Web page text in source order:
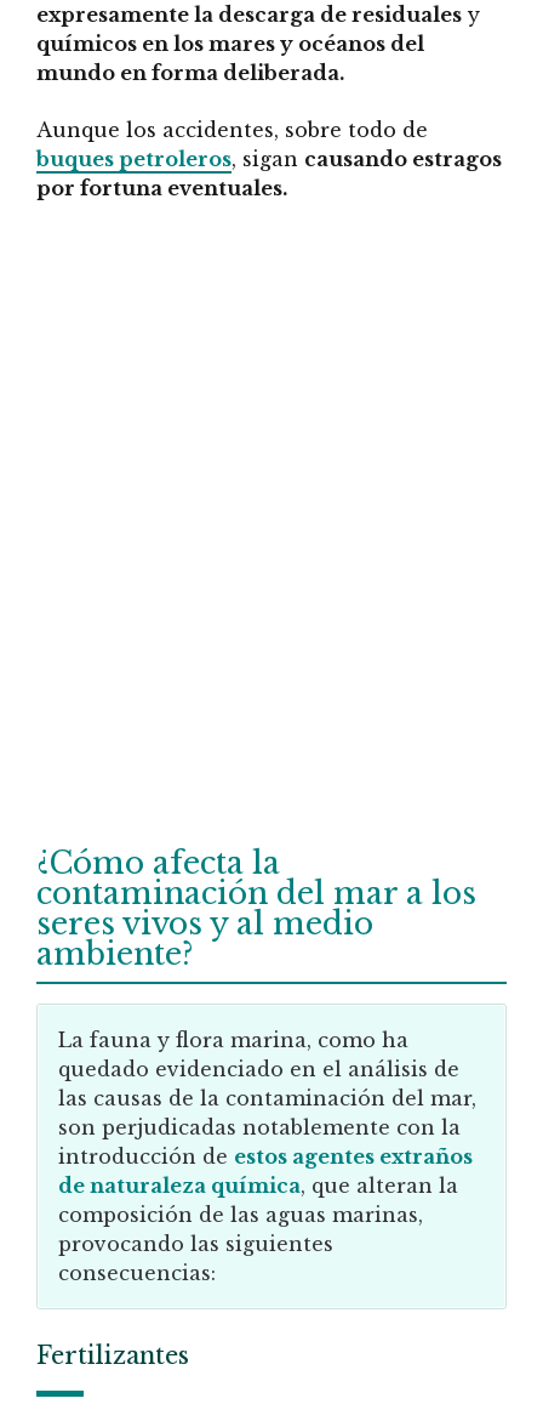
expresamente la descarga de residuales y
químicos en los mares y océanos del
mundo en forma deliberada.
Aunque los accidentes, sobre todo de
buques petroleros, sigan causando estragos
por fortuna eventuales.
¿Cómo afecta la
contaminación del mar a los
seres vivos y al medio
ambiente?
La fauna y flora marina, como ha
quedado evidenciado en el análisis de
las causas de la contaminación del mar,
son perjudicadas notablemente con la
introducción de estos agentes extraños
de naturaleza química, que alteran la
composición de las aguas marinas,
provocando las siguientes
consecuencias:
Fertilizantes